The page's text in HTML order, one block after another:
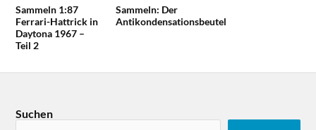
Sammeln 1:87
Ferrari-Hattrick in
Daytona 1967 –
Teil 2
Sammeln: Der
Antikondensationsbeutel
Suchen